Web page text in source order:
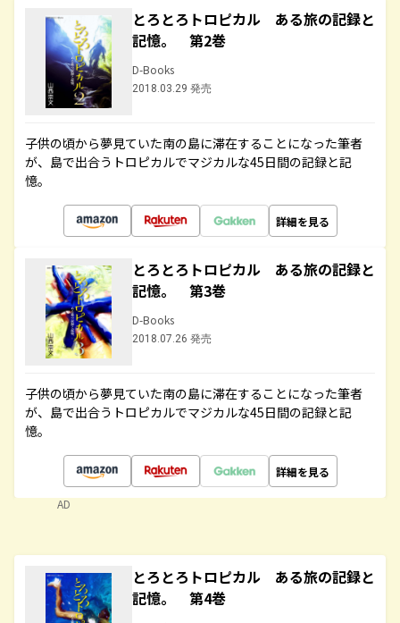
とろとろトロピカル ある旅の記録と
記憶。 第2巻
D-Books
2018.03.29 発売
子供の頃から夢見ていた南の島に滞在することになった筆者
が、島で出合うトロピカルでマジカルな45日間の記録と記
憶。
詳細を見る
とろとろトロピカル ある旅の記録と
記憶。 第3巻
D-Books
2018.07.26 発売
子供の頃から夢見ていた南の島に滞在することになった筆者
が、島で出合うトロピカルでマジカルな45日間の記録と記
憶。
詳細を見る
AD
とろとろトロピカル ある旅の記録と
記憶。 第4巻